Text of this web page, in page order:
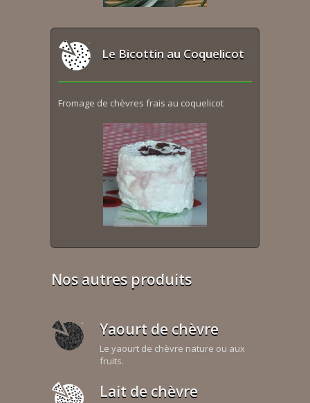
Le Bicottin au Coquelicot
Fromage de chèvres frais au coquelicot
Nos autres produits
Yaourt de chèvre
Le yaourt de chèvre nature ou aux
fruits.
Lait de chèvre